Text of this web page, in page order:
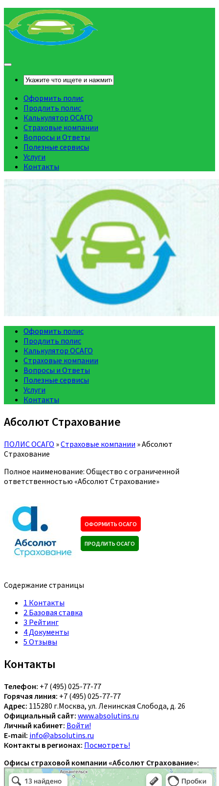
Оформить полис
Продлить полис
Калькулятор ОСАГО
Страховые компании
Вопросы и Ответы
Полезные сервисы
Услуги
Контакты
Оформить полис
Продлить полис
Калькулятор ОСАГО
Страховые компании
Вопросы и Ответы
Полезные сервисы
Услуги
Контакты
Абсолют Страхование
ПОЛИС ОСАГО »Страховые компании »Абсолют
Страхование
Полное наименование: Общество с ограниченной
ответственностью «Абсолют Страхование»
ОФОРМИТЬ ОСАГО
ПРОДЛИТЬ ОСАГО
Содержание страницы
1 Контакты
2 Базовая ставка
3 Рейтинг
4 Документы
5 Отзывы
Контакты
Телефон: +7 (495) 025-77-77
Горячая линия: +7 (495) 025-77-77
Адрес: 115280 г.Москва, ул. Ленинская Слобода, д. 26
Официальный сайт: www.absolutins.ru
Личный кабинет: Войти!
E-mail: info@absolutins.ru
Контакты в регионах: Посмотреть!
Офисы страховой компании «Абсолют Страхование»: